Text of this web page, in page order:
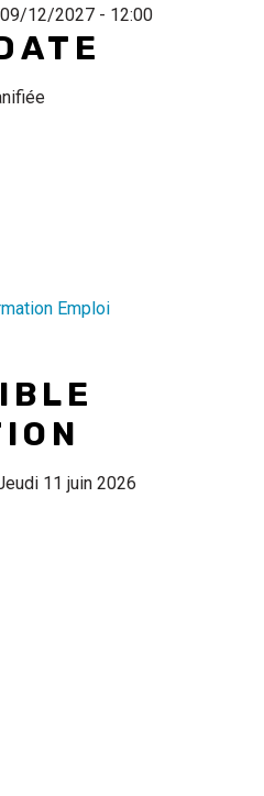
12/2027 - 12:00
Emploi
11 juin 2026